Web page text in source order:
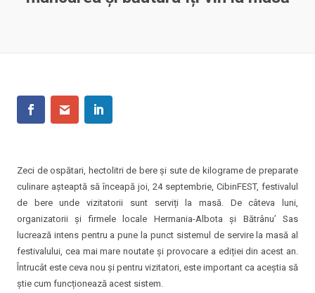
Zeci de ospătari, hectolitri de bere și sute de kilograme de preparate
culinare așteaptă să înceapă joi, 24 septembrie, CibinFEST, festivalul
de bere unde vizitatorii sunt serviți la masă. De câteva luni,
organizatorii și firmele locale Hermania-Albota și Bătrânu’ Sas
lucrează intens pentru a pune la punct sistemul de servire la masă al
festivalului, cea mai mare noutate și provocare a ediției din acest an.
Întrucât este ceva nou și pentru vizitatori, este important ca aceștia să
știe cum funcționează acest sistem.